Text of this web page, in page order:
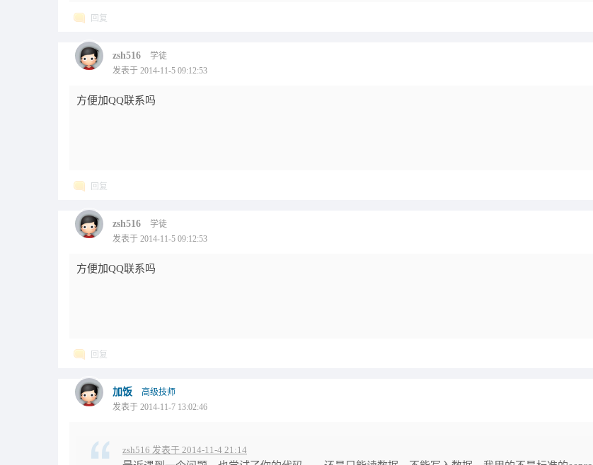
回复
zsh516
学徒
发表于 2014-11-5 09:12:53
方便加QQ联系吗
回复
zsh516
学徒
发表于 2014-11-5 09:12:53
方便加QQ联系吗
回复
加饭
高级技师
发表于 2014-11-7 13:02:46
zsh516 发表于 2014-11-4 21:14